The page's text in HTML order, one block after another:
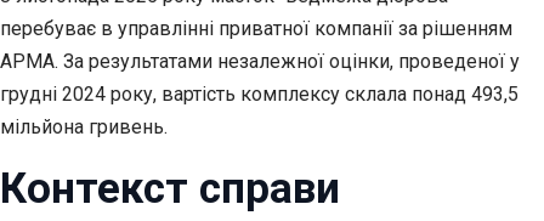
перебуває в управлінні приватної компанії за рішенням
АРМА. За результатами незалежної оцінки, проведеної у
грудні 2024 року, вартість комплексу склала понад 493,5
мільйона гривень.
Контекст справи